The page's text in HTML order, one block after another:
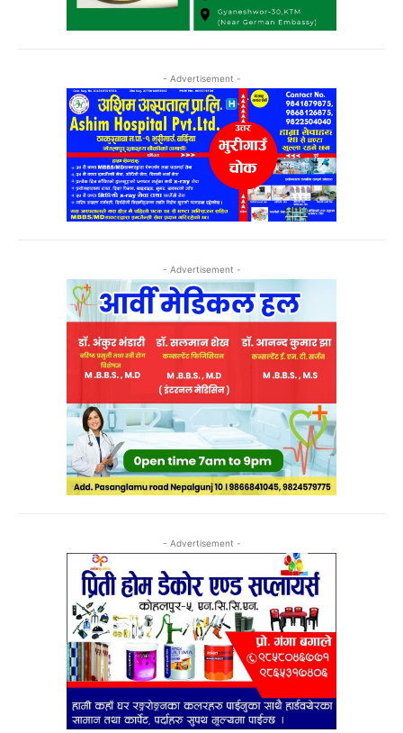
- Advertisement -
- Advertisement -
- Advertisement -